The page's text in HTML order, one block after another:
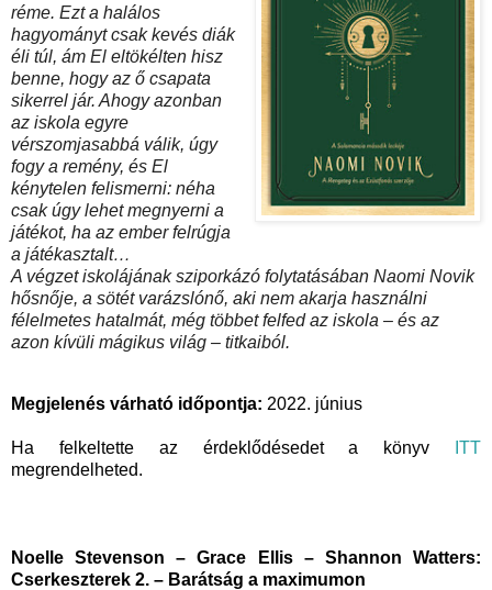
réme. Ezt a halálos
hagyományt csak kevés diák
éli túl, ám El eltökélten hisz
benne, hogy az ő csapata
sikerrel jár. Ahogy azonban
az iskola egyre
vérszomjasabbá válik, úgy
fogy a remény, és El
kénytelen felismerni: néha
csak úgy lehet megnyerni a
játékot, ha az ember felrúgja
a játékasztalt…
A végzet iskolájának sziporkázó folytatásában Naomi Novik
hősnője, a sötét varázslónő, aki nem akarja használni
félelmetes hatalmát, még többet felfed az iskola – és az
azon kívüli mágikus világ – titkaiból.
Megjelenés várható időpontja: 2022. június
Ha felkeltette az érdeklődésedet a könyv
ITT
megrendelheted.
Noelle Stevenson – Grace Ellis – Shannon Watters:
Cserkeszterek 2. – Barátság a maximumon